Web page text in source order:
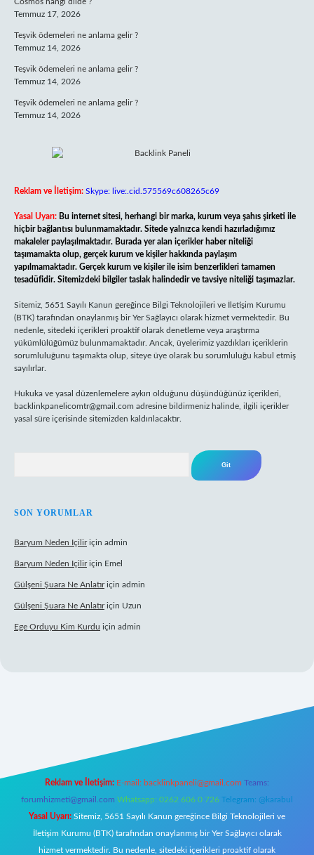
Temmuz 17, 2026
Teşvik ödemeleri ne anlama gelir ?
Temmuz 14, 2026
Teşvik ödemeleri ne anlama gelir ?
Temmuz 14, 2026
Teşvik ödemeleri ne anlama gelir ?
Temmuz 14, 2026
Reklam ve İletişim: Skype: live:.cid.575569c608265c69
Yasal Uyarı: Bu internet sitesi, herhangi bir marka, kurum veya şahıs şirketi ile
hiçbir bağlantısı bulunmamaktadır. Sitede yalnızca kendi hazırladığımız
makaleler paylaşılmaktadır. Burada yer alan içerikler haber niteliği
taşımamakta olup, gerçek kurum ve kişiler hakkında paylaşım
yapılmamaktadır. Gerçek kurum ve kişiler ile isim benzerlikleri tamamen
tesadüfidir. Sitemizdeki bilgiler taslak halindedir ve tavsiye niteliği taşımazlar.
Sitemiz, 5651 Sayılı Kanun gereğince Bilgi Teknolojileri ve İletişim Kurumu
(BTK) tarafından onaylanmış bir Yer Sağlayıcı olarak hizmet vermektedir. Bu
nedenle, sitedeki içerikleri proaktif olarak denetleme veya araştırma
yükümlülüğümüz bulunmamaktadır. Ancak, üyelerimiz yazdıkları içeriklerin
sorumluluğunu taşımakta olup, siteye üye olarak bu sorumluluğu kabul etmiş
sayılırlar.
Hukuka ve yasal düzenlemelere aykırı olduğunu düşündüğünüz içerikleri,
backlinkpanelicomtr@gmail.com adresine bildirmeniz halinde, ilgili içerikler
yasal süre içerisinde sitemizden kaldırılacaktır.
SON YORUMLAR
Baryum Neden Içiliriçin admin
Baryum Neden Içiliriçin Emel
Gülşeni Şuara Ne Anlatıriçin admin
Gülşeni Şuara Ne Anlatıriçin Uzun
Ege Orduyu Kim Kurdu için admin
Reklam ve İletişim: E-mail: backlinkpaneli@gmail.com Teams:
forumhizmeti@gmail.com Whatsapp: 0262 606 0 726 Telegram: @karabul
Yasal Uyarı: Sitemiz, 5651 Sayılı Kanun gereğince Bilgi Teknolojileri ve
İletişim Kurumu (BTK) tarafından onaylanmış bir Yer Sağlayıcı olarak
hizmet vermektedir. Bu nedenle, sitedeki içerikleri proaktif olarak